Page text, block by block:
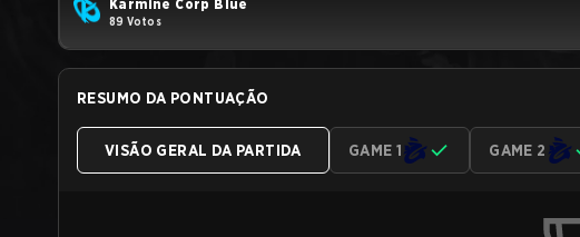
Karmine Corp Blue
89 Votos
RESUMO DA PONTUAÇÃO
VISÃO GERAL DA PARTIDA GAME 1 GAME 2